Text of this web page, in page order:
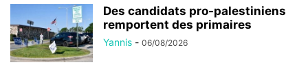
Des candidats pro-palestiniens
remportent des primaires
Yannis - 06/08/2026